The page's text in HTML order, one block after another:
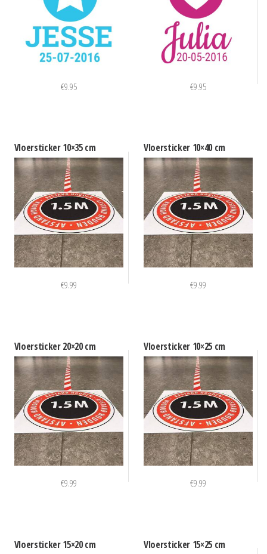
€9.95 €9.95
Vloersticker 10×35 cm
€9.99
Vloersticker 10×40 cm
€9.99
Vloersticker 20×20 cm
€9.99
Vloersticker 10×25 cm
€9.99
Vloersticker 15×20 cm Vloersticker 15×25 cm